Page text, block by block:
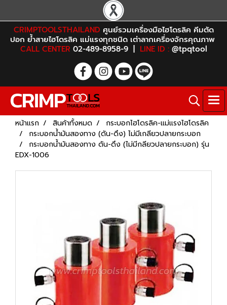
CRIMPTOOLSTHAILAND ศูนย์รวมเครื่องมือไฮโดรลิค คีมตัด
ปอก ย้ำสายไฮโดรลิค แม่แรงทุกชนิด เต่าลากเครื่องจักรคุณภาพ
CALL CENTER 02-489-8958-9 | LINE ID :@tpqtool
หน้าแรก สินค้าทั้งหมด
กระบอกไฮโดรลิค-แม่แรงไฮโดรลิค
กระบอกน้ำมันสองทาง (ดัน-ดึง) ไม่มีเกลียวปลายกระบอก
กระบอกน้ำมันสองทาง ดัน-ดึง (ไม่มีกลียวปลายกระบอก) รุ่น
EDX-1006